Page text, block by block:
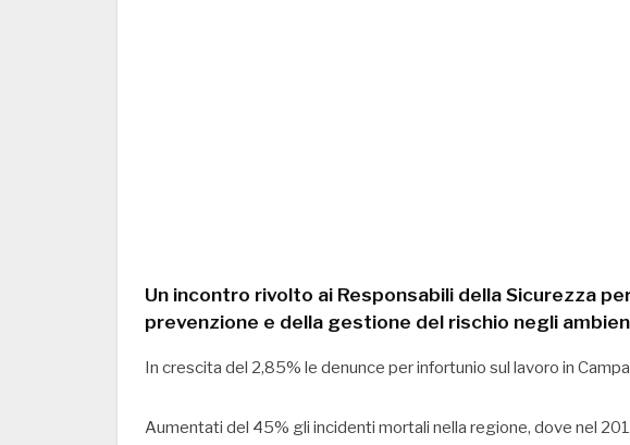
Un incontro rivolto ai Responsabili della Sicurezza
prevenzione e della gestione del rischio negli
In crescita del 2,85% le denunce per infortunio sul lavoro in
Aumentati del 45% gli incidenti mortali nella regione, dove nel